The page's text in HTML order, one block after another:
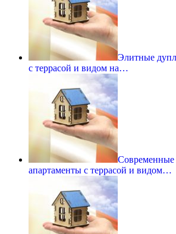
Элитные
с террасой и видом на…
Современные
апартаменты с террасой и видом…